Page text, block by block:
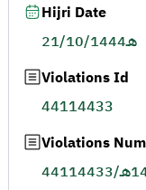
Hijri Date
21/10/1444هـ
Violations Id
44114433
Violations